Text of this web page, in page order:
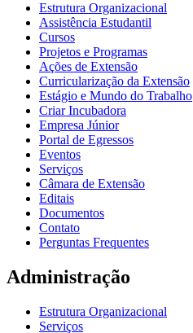
Estrutura Organizacional
Assistência Estudantil
Cursos
Projetos e Programas
Ações de Extensão
Curricularização da Extensão
Estágio e Mundo do Trabalho
Criar Incubadora
Empresa Júnior
Portal de Egressos
Eventos
Serviços
Câmara de Extensão
Editais
Documentos
Contato
Perguntas Frequentes
Administração
Estrutura Organizacional
Serviços